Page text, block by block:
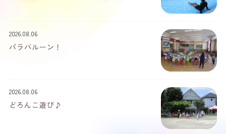
2026.08.06
パラバルーン！
2026.08.06
どろんこ遊び♪